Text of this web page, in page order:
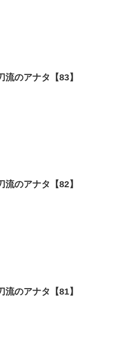
流のアナタ【83】
流のアナタ【82】
流のアナタ【81】